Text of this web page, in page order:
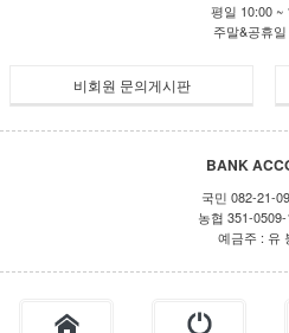
평일 10:00 ~
주말&공휴
비회원 문의게시판
BANK
국민 082-21-
농협 351-
예금주 : 유